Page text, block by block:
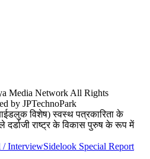
Media Network All Rights
by JPTechnoPark
विशेष) स्वस्थ पत्रकारिता के
दर्डाजी राष्ट्र के विकास पुरुष के रूप में
/ InterviewSidelook Special Report